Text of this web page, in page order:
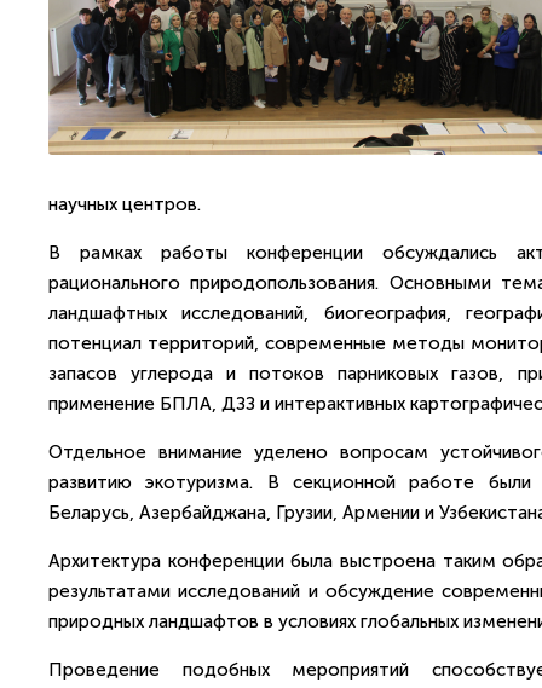
научных центров.
В рамках работы конференции обсуждались
рационального природопользования. Основными
ландшафтных исследований, биогеография,
потенциал территорий, современные методы
запасов углерода и потоков парниковых газов,
применение БПЛА, ДЗЗ и интерактивных
Отдельное внимание уделено вопросам
развитию экотуризма. В секционной работе были
Беларусь, Азербайджана, Грузии, Армении и
Архитектура конференции была выстроена таким
результатами исследований и обсуждение
природных ландшафтов в условиях глобальных
Проведение подобных мероприятий